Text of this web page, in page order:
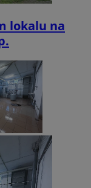
lokalu na